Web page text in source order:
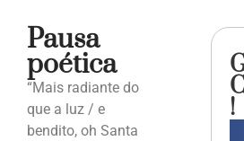
Pausa
poética
“Mais radiante do
que a luz / e
bendito, oh Santa
!